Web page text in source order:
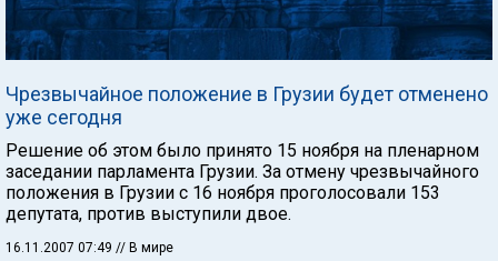
Чрезвычайное положение в Грузии будет отменено
уже сегодня
Решение об этом было принято 15 ноября на пленарном
заседании парламента Грузии. За отмену чрезвычайного
положения в Грузии с 16 ноября проголосовали 153
депутата, против выступили двое.
16.11.2007 07:49 // В мире